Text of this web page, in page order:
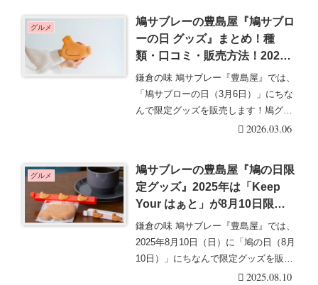
グルメ
鳩サブレーの豊島屋『鳩サブロ
ーの日 グッズ』まとめ！種
類・口コミ・販売方法！2026
年！鳩ぽっぽーち、不思議グラ
ス つめたくしてねが3/6～新発
売！取扱店舗はどこ？オンライ
鎌倉の味 鳩サブレー『豊島屋』では、
「鳩サブローの日（3月6日）」にちな
んで限定グッズを販売します！鳩グッ
ズ（鳩ホルダー・・・続きを読む
2026.03.06
グルメ
鳩サブレーの豊島屋『鳩の日限
定グッズ』2025年は「Keep
Your はぁと」が8月10日限定
で新発売！取扱店舗はどこ？販
売方法、口コミ、売り切れまと
め！オンラインは受注生産も実
鎌倉の味 鳩サブレー『豊島屋』では、
2025年8月10日（日）に「鳩の日（8月
10日）」にちなんで限定グッズを販売
2025.08.10